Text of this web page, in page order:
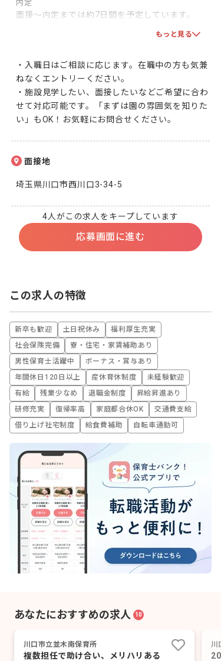
内定
面接～内定までは約7日間を予定しています。
もっと見る
・入職日はご相談に応じます。在職中の方も気兼
ねなくエントリーください。
・施設見学したい、面接したいなどご希望に合わ
せて対応可能です。「まずは園の雰囲気を知りた
い」もOK！お気軽にお問合せください。
面接地
埼玉県川口市西川口3-34-5
4人がこの求人をキープしています
応募画面に進む
この求人の特徴
新卒も歓迎 土日祝休み
福利厚生充実
社会保険完備
寮・住宅・家賃補助あり
男性保育士活躍中
ボーナス・賞与あり
年間休日120日以上
産休育休制度
未経験歓迎
有給
残業少なめ 退職金制度
昇給昇進あり
研修充実
復帰率高 家庭都合休OK
交通費支給
借り上げ社宅制度
給食費補助 自転車通勤可
あなたにおすすめの求人 10
川口市立並木南保育所
複数担任で助け合い、メリハリある
川